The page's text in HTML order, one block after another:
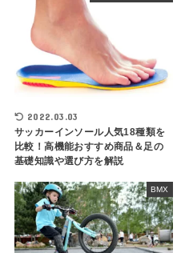
2022.03.03
サッカーインソール人気18種類を
比較！高機能おすすめ商品＆足の
基礎知識や選び方を解説
BMX